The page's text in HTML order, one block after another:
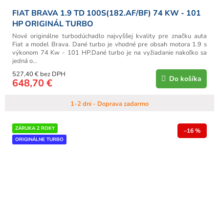
FIAT BRAVA 1.9 TD 100S(182.AF/BF) 74 KW - 101
HP ORIGINÁL TURBO
1-2 dni - Doprava zadarmo
527,40 € bez DPH
648,70 € Do košíka
Nové originálne turbodúchadlo najvyššej kvality pre značku auta
Fiat a model Brava. Dané turbo je vhodné pre obsah motora 1.9 s
výkonom 74 Kw - 101 HP.Dané turbo je na vyžiadanie nakoľko sa
jedná o...
ZÁRUKA 2 ROKY
ORIGINÁLNE TURBO
–16 %